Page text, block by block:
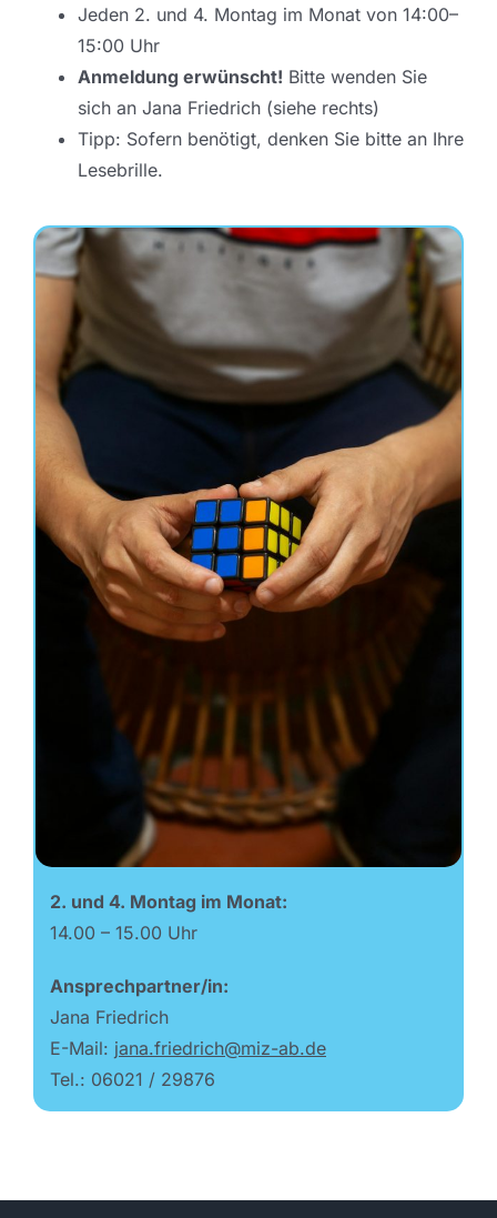
Jeden 2. und 4. Montag im Monat von 14:00–
15:00 Uhr
Anmeldung erwünscht! Bitte wenden Sie
sich an Jana Friedrich (siehe rechts)
Tipp: Sofern benötigt, denken Sie bitte an Ihre
Lesebrille.
2. und 4. Montag im Monat:
14.00 – 15.00 Uhr
Ansprechpartner/in:
Jana Friedrich
E-Mail: jana.friedrich@miz-ab.de
Tel.: 06021 / 29876